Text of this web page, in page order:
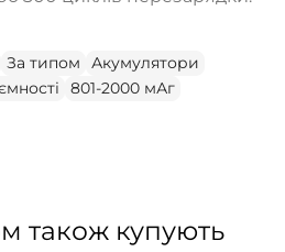
За типом
Акумулятори
801-2000 мАг
також купують